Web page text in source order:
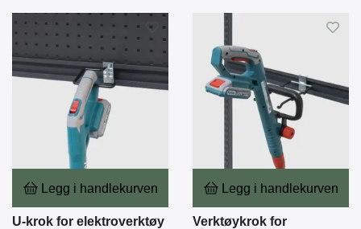
Legg i handlekurven
U-krok for elektroverktøy
Legg i handlekurven
Verktøykrok for